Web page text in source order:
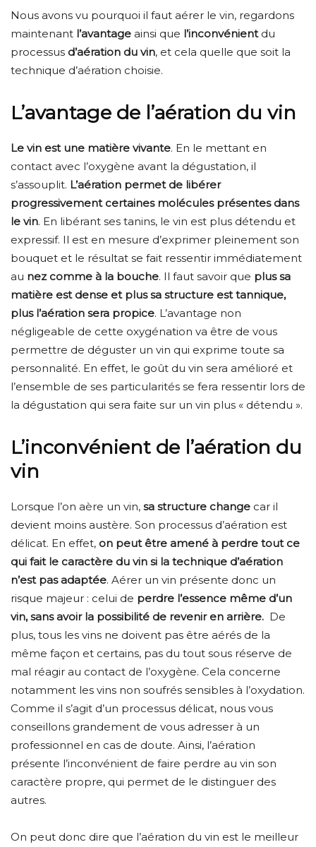
Nous avons vu pourquoi il faut aérer le vin, regardons
maintenant l’avantage ainsi que l’inconvénient du
processus d’aération du vin, et cela quelle que soit la
technique d’aération choisie.
L’avantage de l’aération du vin
Le vin est une matière vivante. En le mettant en
contact avec l’oxygène avant la dégustation, il
s’assouplit. L’aération permet de libérer
progressivement certaines molécules présentes dans
le vin. En libérant ses tanins, le vin est plus détendu et
expressif. Il est en mesure d’exprimer pleinement son
bouquet et le résultat se fait ressentir immédiatement
au nez comme à la bouche. Il faut savoir que plus sa
matière est dense et plus sa structure est tannique,
plus l’aération sera propice. L’avantage non
négligeable de cette oxygénation va être de vous
permettre de déguster un vin qui exprime toute sa
personnalité. En effet, le goût du vin sera amélioré et
l’ensemble de ses particularités se fera ressentir lors de
la dégustation qui sera faite sur un vin plus « détendu ».
L’inconvénient de l’aération du
vin
Lorsque l’on aère un vin, sa structure change car il
devient moins austère. Son processus d’aération est
délicat. En effet, on peut être amené à perdre tout ce
qui fait le caractère du vin si la technique d’aération
n’est pas adaptée. Aérer un vin présente donc un
risque majeur : celui de perdre l’essence même d’un
vin, sans avoir la possibilité de revenir en arrière. De
plus, tous les vins ne doivent pas être aérés de la
même façon et certains, pas du tout sous réserve de
mal réagir au contact de l’oxygène. Cela concerne
notamment les vins non soufrés sensibles à l’oxydation.
Comme il s’agit d’un processus délicat, nous vous
conseillons grandement de vous adresser à un
professionnel en cas de doute. Ainsi, l’aération
présente l’inconvénient de faire perdre au vin son
caractère propre, qui permet de le distinguer des
autres.
On peut donc dire que l’aération du vin est le meilleur